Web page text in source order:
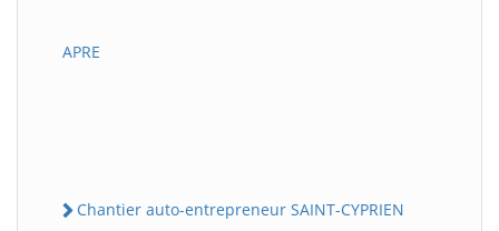
APRE
Chantier auto-entrepreneur SAINT-CYPRIEN